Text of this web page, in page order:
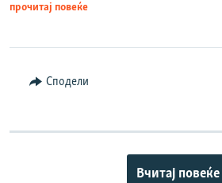
прочитај повеќе
Сподели
Вчитај повеќе